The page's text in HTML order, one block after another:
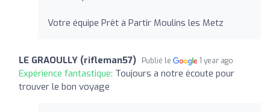
Votre équipe Prêt à Partir Moulins les Metz
LE GRAOULLY (rifleman57) Publié le 1 year ago
Expérience fantastique: Toujours a notre écoute pour
trouver le bon voyage